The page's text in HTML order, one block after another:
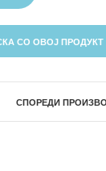
СО ОВОЈ ПРОДУКТ
СПОРЕДИ